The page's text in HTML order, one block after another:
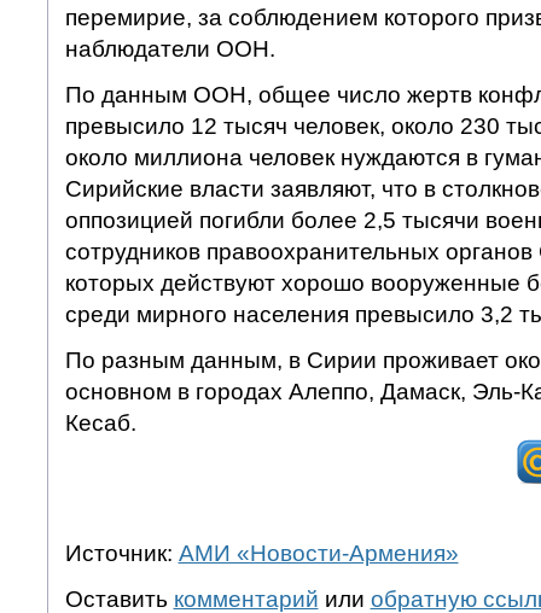
перемирие, за соблюдением которого
наблюдатели ООН.
По данным ООН, общее число жертв
превысило 12 тысяч человек, около 230
около миллиона человек нуждаются в
Сирийские власти заявляют, что в
оппозицией погибли более 2,5 тысячи
сотрудников правоохранительных
которых действуют хорошо вооруженные
среди мирного населения превысило 3,2
По разным данным, в Сирии проживает
основном в городах Алеппо, Дамаск, Эль-
Кесаб.
Источник: АМИ «Новости-Армения»
Оставить комментарий или обратную